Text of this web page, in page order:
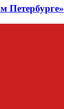
Петербурге»